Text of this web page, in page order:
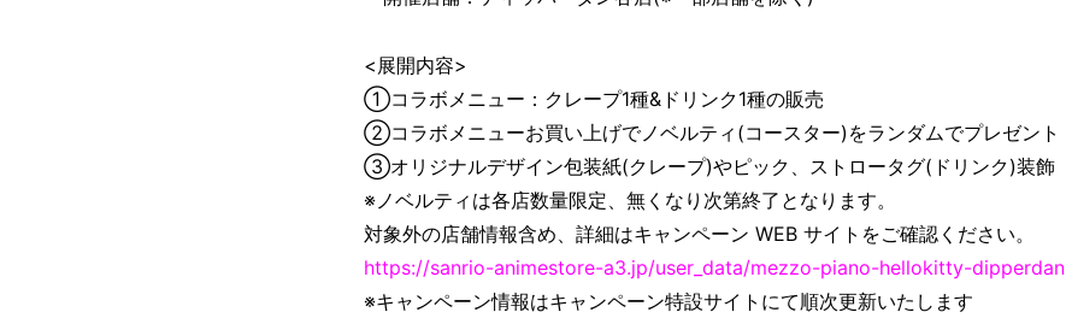
<展開内容>
①コラボメニュー：クレープ1種&ドリンク1種の販売
②コラボメニューお買い上げでノベルティ(コースター)をランダムでプレゼント
③オリジナルデザイン包装紙(クレープ)やピック、ストロータグ(ドリンク)装飾
※ノベルティは各店数量限定、無くなり次第終了となります。
対象外の店舗情報含め、詳細はキャンペーン WEB サイトをご確認ください。
https://sanrio-animestore-a3.jp/user_data/mezzo-piano-hellokitty-dipperdan
※キャンペーン情報はキャンペーン特設サイトにて順次更新いたします